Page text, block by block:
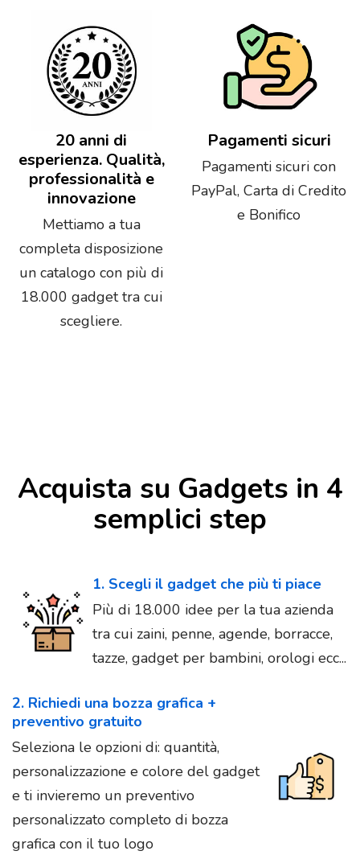
20 anni di
esperienza. Qualità,
professionalità e
innovazione
Mettiamo a tua
completa disposizione
un catalogo con più di
18.000 gadget tra cui
scegliere.
Pagamenti sicuri
Pagamenti sicuri con
PayPal, Carta di Credito
e Bonifico
Acquista su Gadgets in 4
semplici step
1. Scegli il gadget che più ti piace
Più di 18.000 idee per la tua azienda
tra cui zaini, penne, agende, borracce,
tazze, gadget per bambini, orologi ecc...
2. Richiedi una bozza grafica +
preventivo gratuito
Seleziona le opzioni di: quantità,
personalizzazione e colore del gadget
e ti invieremo un preventivo
personalizzato completo di bozza
grafica con il tuo logo